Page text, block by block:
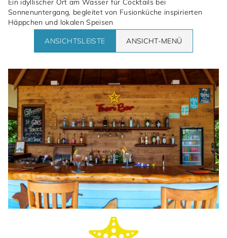
Ein idyllischer Ort am Wasser für Cocktails bei
Sonnenuntergang, begleitet von Fusionküche inspirierten
Häppchen und lokalen Speisen
ANSICHTSLEISTE ANSICHT-MENÜ